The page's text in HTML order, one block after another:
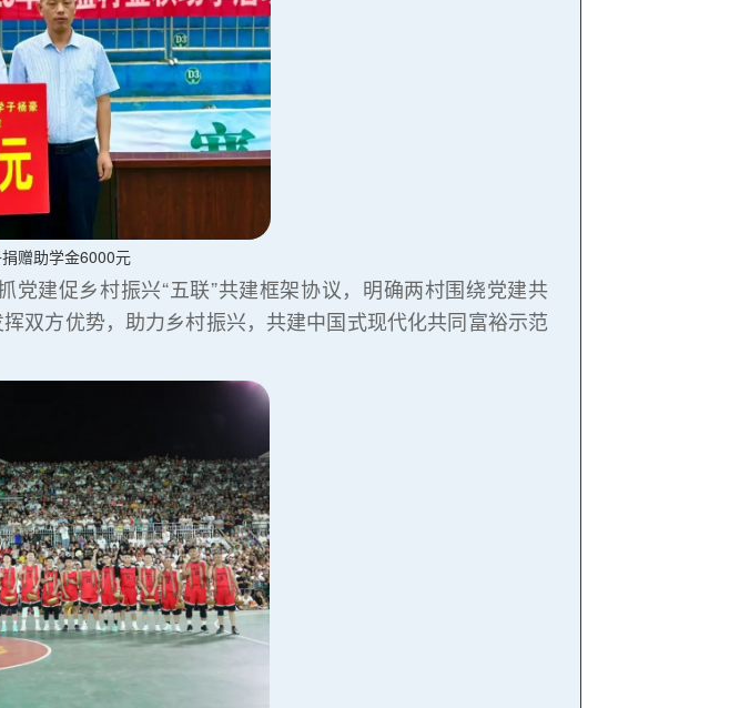
赠助学金6000元
建促乡村振兴“五联”共建框架协议，明确两村围绕党建共
双方优势，助力乡村振兴，共建中国式现代化共同富裕示范